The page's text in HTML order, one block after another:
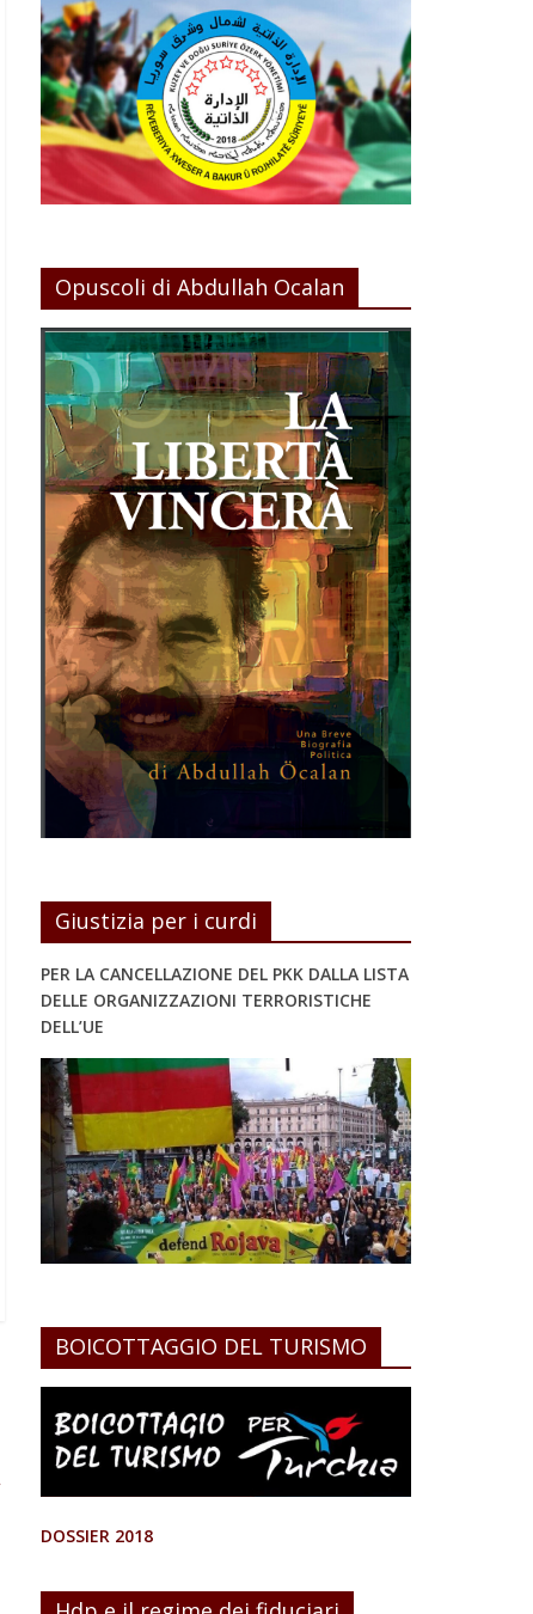
Opuscoli di Abdullah Ocalan
Giustizia per i curdi
PER LA CANCELLAZIONE DEL PKK DALLA LISTA
DELLE ORGANIZZAZIONI TERRORISTICHE
DELL’UE
BOICOTTAGGIO DEL TURISMO
DOSSIER 2018